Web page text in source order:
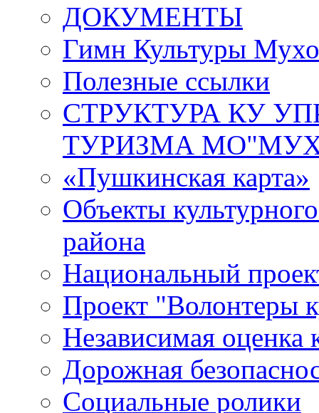
ДОКУМЕНТЫ
Гимн Культуры
Полезные ссылки
СТРУКТУРА КУ
ТУРИЗМА
«Пушкинская карта»
Объекты
района
Национальный
Проект "Волонтеры
Независимая оценка
Дорожная
Социальные ролики